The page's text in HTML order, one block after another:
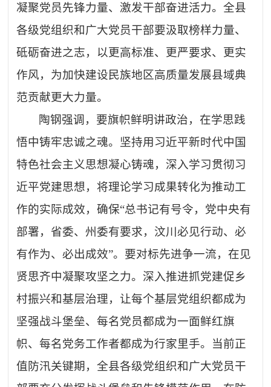
凝聚党员先锋力量、激发干部奋进活力。全县
各级党组织和广大党员干部要汲取榜样力量、
砥砺奋进之志，以更高标准、更严要求、更实
作风，为加快建设民族地区高质量发展县域典
范贡献更大力量。
陶钢强调，要旗帜鲜明讲政治，在学思践
悟中铸牢忠诚之魂。坚持用习近平新时代中国
特色社会主义思想凝心铸魂，深入学习贯彻习
近平党建思想，将理论学习成果转化为推动工
作的实际成效，确保“总书记有号令，党中央有
部署，省委、州委有要求，汶川必见行动、必
有作为、必出成效”。要对标先进争一流，在见
贤思齐中凝聚攻坚之力。深入推进抓党建促乡
村振兴和基层治理，让每个基层党组织都成为
坚强战斗堡垒、每名党员都成为一面鲜红旗
帜、每名党务工作者都成为行家里手。当前正
值防汛关键期，全县各级党组织和广大党员干